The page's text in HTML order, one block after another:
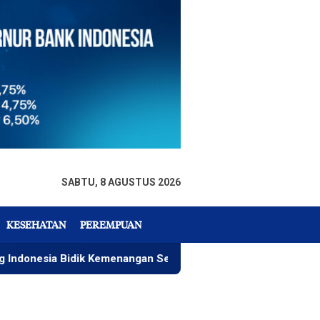
SABTU, 8 AGUSTUS 2026
KESEHATAN PEREMPUAN
Kemenangan Seri 4 ARRC